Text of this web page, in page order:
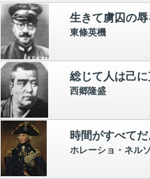
東條英機
西郷隆盛
ホレーショ・ネル